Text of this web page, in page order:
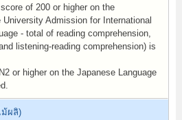
of 200 or higher on the
Admission for International
- total of reading comprehension,
listening-reading comprehension) is
or higher on the Japanese Language
ม้ผลิ)